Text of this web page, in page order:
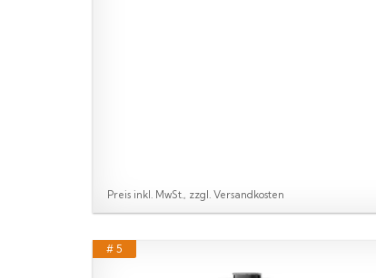
Preis inkl. MwSt., zzgl. Versandkosten
# 5